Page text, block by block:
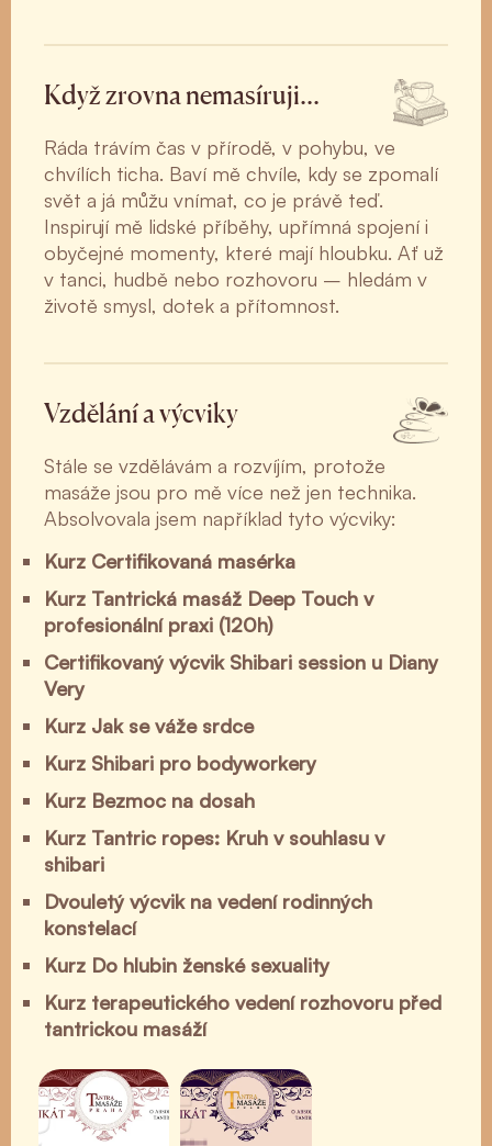
Když zrovna nemasíruji…
Ráda trávím čas v přírodě, v pohybu, ve
chvílích ticha. Baví mě chvíle, kdy se zpomalí
svět a já můžu vnímat, co je právě teď.
Inspirují mě lidské příběhy, upřímná spojení i
obyčejné momenty, které mají hloubku. Ať už
v tanci, hudbě nebo rozhovoru – hledám v
životě smysl, dotek a přítomnost.
Vzdělání a výcviky
Stále se vzdělávám a rozvíjím, protože
masáže jsou pro mě více než jen technika.
Absolvovala jsem například tyto výcviky:
Kurz Certifikovaná masérka
Kurz Tantrická masáž Deep Touch v
profesionální praxi (120h)
Certifikovaný výcvik Shibari session u Diany
Very
Kurz Jak se váže srdce
Kurz Shibari pro bodyworkery
Kurz Bezmoc na dosah
Kurz Tantric ropes: Kruh v souhlasu v
shibari
Dvouletý výcvik na vedení rodinných
konstelací
Kurz Do hlubin ženské sexuality
Kurz terapeutického vedení rozhovoru před
tantrickou masáží